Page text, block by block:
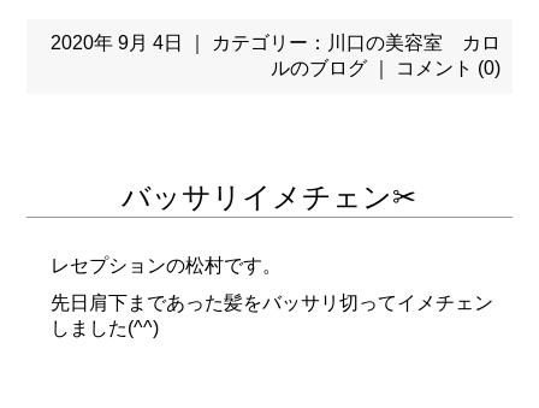
2020年 9月 4日 ｜ カテゴリー： 川口の美容室 カロ
ルのブログ｜ コメント (0)
バッサリイメチェン✂
レセプションの松村です。
先日肩下まであった髪をバッサリ切ってイメチェン
しました(^^)